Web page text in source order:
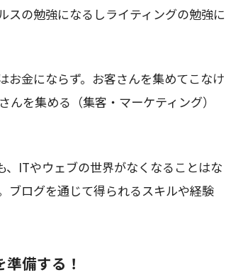
スの勉強になるしライティングの勉強に
お金にならず。お客さんを集めてこなけ
を集める（集客・マーケティング）
、ITやウェブの世界がなくなることはな
ブログを通じて得られるスキルや経験
備する！